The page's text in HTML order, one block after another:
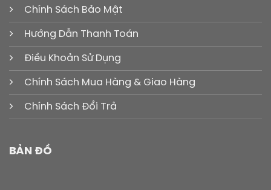
Chính Sách Bảo Mật
Hướng Dẫn Thanh Toán
Điều Khoản Sử Dụng
Chính Sách Mua Hàng & Giao Hàng
Chính Sách Đổi Trả
BẢN ĐỒ